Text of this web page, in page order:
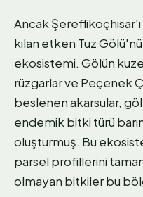
Ancak Şereflikoçhisar'ı
kılan etken Tuz
ekosistemi. Gölün
rüzgarlar ve Peçenek
beslenen akarsular,
endemik bitki türü
oluşturmuş. Bu
parsel profillerini
olmayan bitkiler bu